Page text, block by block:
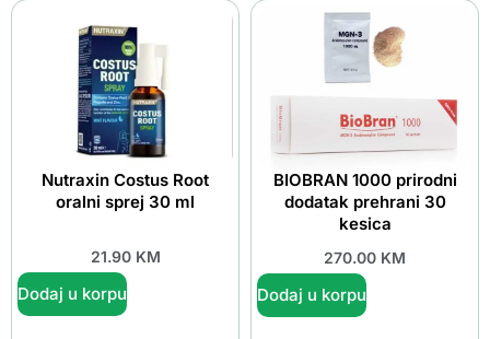
Nutraxin Costus Root
oralni sprej 30 ml
21.90 KM
Dodaj u korpu
BIOBRAN 1000 prirodni
dodatak prehrani 30
kesica
270.00 KM
Dodaj u korpu